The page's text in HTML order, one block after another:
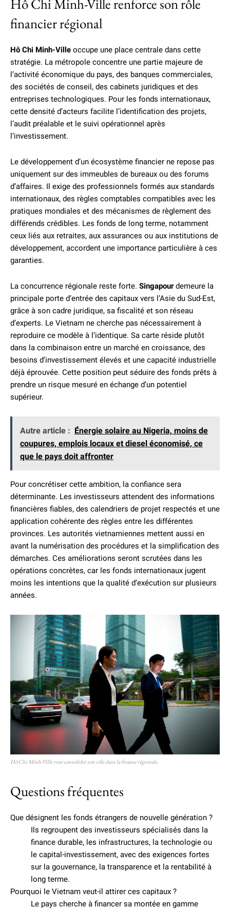
Hô Chi Minh-Ville renforce son rôle
financier régional
Hô Chi Minh-Ville occupe une place centrale dans cette
stratégie. La métropole concentre une partie majeure de
l’activité économique du pays, des banques commerciales,
des sociétés de conseil, des cabinets juridiques et des
entreprises technologiques. Pour les fonds internationaux,
cette densité d’acteurs facilite l’identification des projets,
l’audit préalable et le suivi opérationnel après
l’investissement.
Le développement d’un écosystème financier ne repose pas
uniquement sur des immeubles de bureaux ou des forums
d’affaires. Il exige des professionnels formés aux standards
internationaux, des règles comptables compatibles avec les
pratiques mondiales et des mécanismes de règlement des
différends crédibles. Les fonds de long terme, notamment
ceux liés aux retraites, aux assurances ou aux institutions de
développement, accordent une importance particulière à ces
garanties.
La concurrence régionale reste forte. Singapourdemeure la
principale porte d’entrée des capitaux vers l’Asie du Sud-Est,
grâce à son cadre juridique, sa fiscalité et son réseau
d’experts. Le Vietnam ne cherche pas nécessairement à
reproduire ce modèle à l’identique. Sa carte réside plutôt
dans la combinaison entre un marché en croissance, des
besoins d’investissement élevés et une capacité industrielle
déjà éprouvée. Cette position peut séduire des fonds prêts à
prendre un risque mesuré en échange d’un potentiel
supérieur.
Autre article : Énergie solaire au Nigeria, moins de
coupures, emplois locaux et diesel économisé, ce
que le pays doit affronter
Pour concrétiser cette ambition, la confiance sera
déterminante. Les investisseurs attendent des informations
financières fiables, des calendriers de projet respectés et une
application cohérente des règles entre les différentes
provinces. Les autorités vietnamiennes mettent aussi en
avant la numérisation des procédures et la simplification des
démarches. Ces améliorations seront scrutées dans les
opérations concrètes, car les fonds internationaux jugent
moins les intentions que la qualité d’exécution sur plusieurs
années.
Hô Chi Minh-Ville veut consolider son rôle dans la finance régionale.
Questions fréquentes
Que désignent les fonds étrangers de nouvelle génération ?
Ils regroupent des investisseurs spécialisés dans la
finance durable, les infrastructures, la technologie ou
le capital-investissement, avec des exigences fortes
sur la gouvernance, la transparence et la rentabilité à
long terme.
Pourquoi le Vietnam veut-il attirer ces capitaux ?
Le pays cherche à financer sa montée en gamme